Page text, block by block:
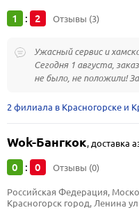
1 : 2 Отзывы (3)
Ужасный сервис и
Сегодня 1 августа,
не было, не положили!
2 филиала в Красногорске и
Wok-Бангкок, доставка
0 : 0 Отзывы (0)
Российская Федерация,
Красногорск город, Ленина